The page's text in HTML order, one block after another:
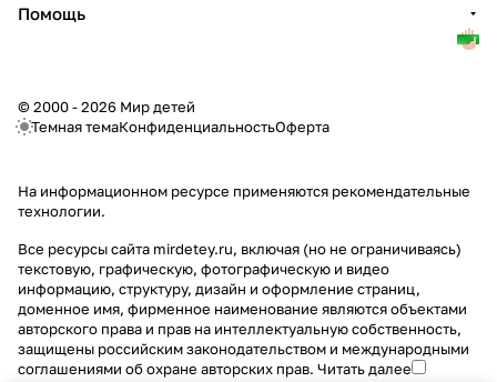
Помощь
© 2000 - 2026 Мир детей
Темная темаКонфиденциальностьОферта
На информационном ресурсе применяются рекомендательные
технологии.
Все ресурсы сайта mirdetey.ru, включая (но не ограничиваясь)
текстовую, графическую, фотографическую и видео
информацию, структуру, дизайн и оформление страниц,
доменное имя, фирменное наименование являются объектами
авторского права и прав на интеллектуальную собственность,
защищены российским законодательством и международными
соглашениями об охране авторских прав. Читать далее